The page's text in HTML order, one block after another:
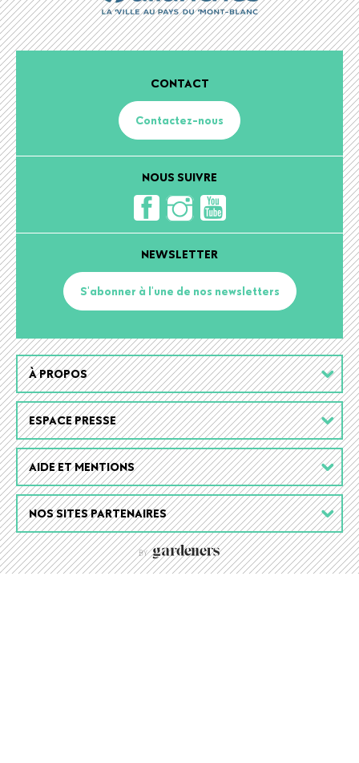
CONTACT
Contactez-nous
NOUS SUIVRE
NEWSLETTER
S'abonner à l'une de nos newsletters
Footer
menu
À PROPOS
ESPACE PRESSE
AIDE ET MENTIONS
NOS SITES PARTENAIRES